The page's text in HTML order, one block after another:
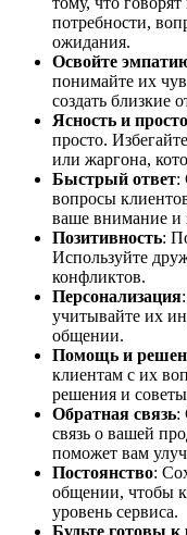
потребности,
ожидания.
Освойте
понимайте их
создать близкие
Ясность и
просто.
или жаргона,
Быстрый ответ:
вопросы
ваше внимание и
Позитивность:
Используйте
конфликтов.
Персонализация
учитывайте их
общении.
Помощь и
клиентам с их
решения и
Обратная связь:
связь о вашей
поможет вам
Постоянство:
общении, чтобы
уровень сервиса.
Будьте готовы